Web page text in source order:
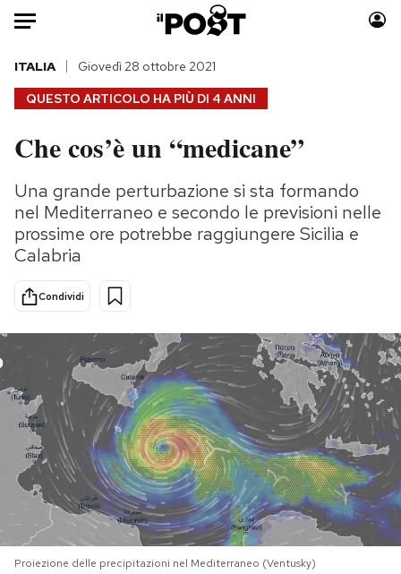
Auto
HOME
Italia
Politica
Tecnologia
Internet
Scienza
Cultura
Economia
Sport
Moda
Consumismi
Storie/Idee
Altrecose
Mondiali calcio 2026
PODCAST
NEWSLETTER
I MIEI PREFERITI
QUESTO ARTICOLO HA PIÙ DI 4 ANNI
ITALIA Giovedì 28 ottobre 2021
Che cos’è un “medicane”
Una grande perturbazione si sta formando
nel Mediterraneo e secondo le previsioni nelle
prossime ore potrebbe raggiungere Sicilia e
Calabria
Condividi
Proiezione delle precipitazioni nel Mediterraneo (Ventusky)